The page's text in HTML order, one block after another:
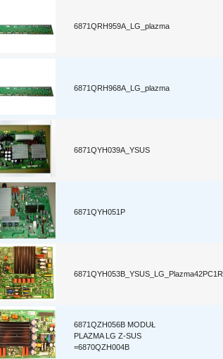
6871QRH959A_LG_plazma
6871QRH968A_LG_plazma
6871QYH039A_YSUS
6871QYH051P
6871QYH053B_YSUS_LG_Plazma42PC1R
6871QZH056B MODUŁ
PLAZMA LG Z-SUS
=6870QZH004B